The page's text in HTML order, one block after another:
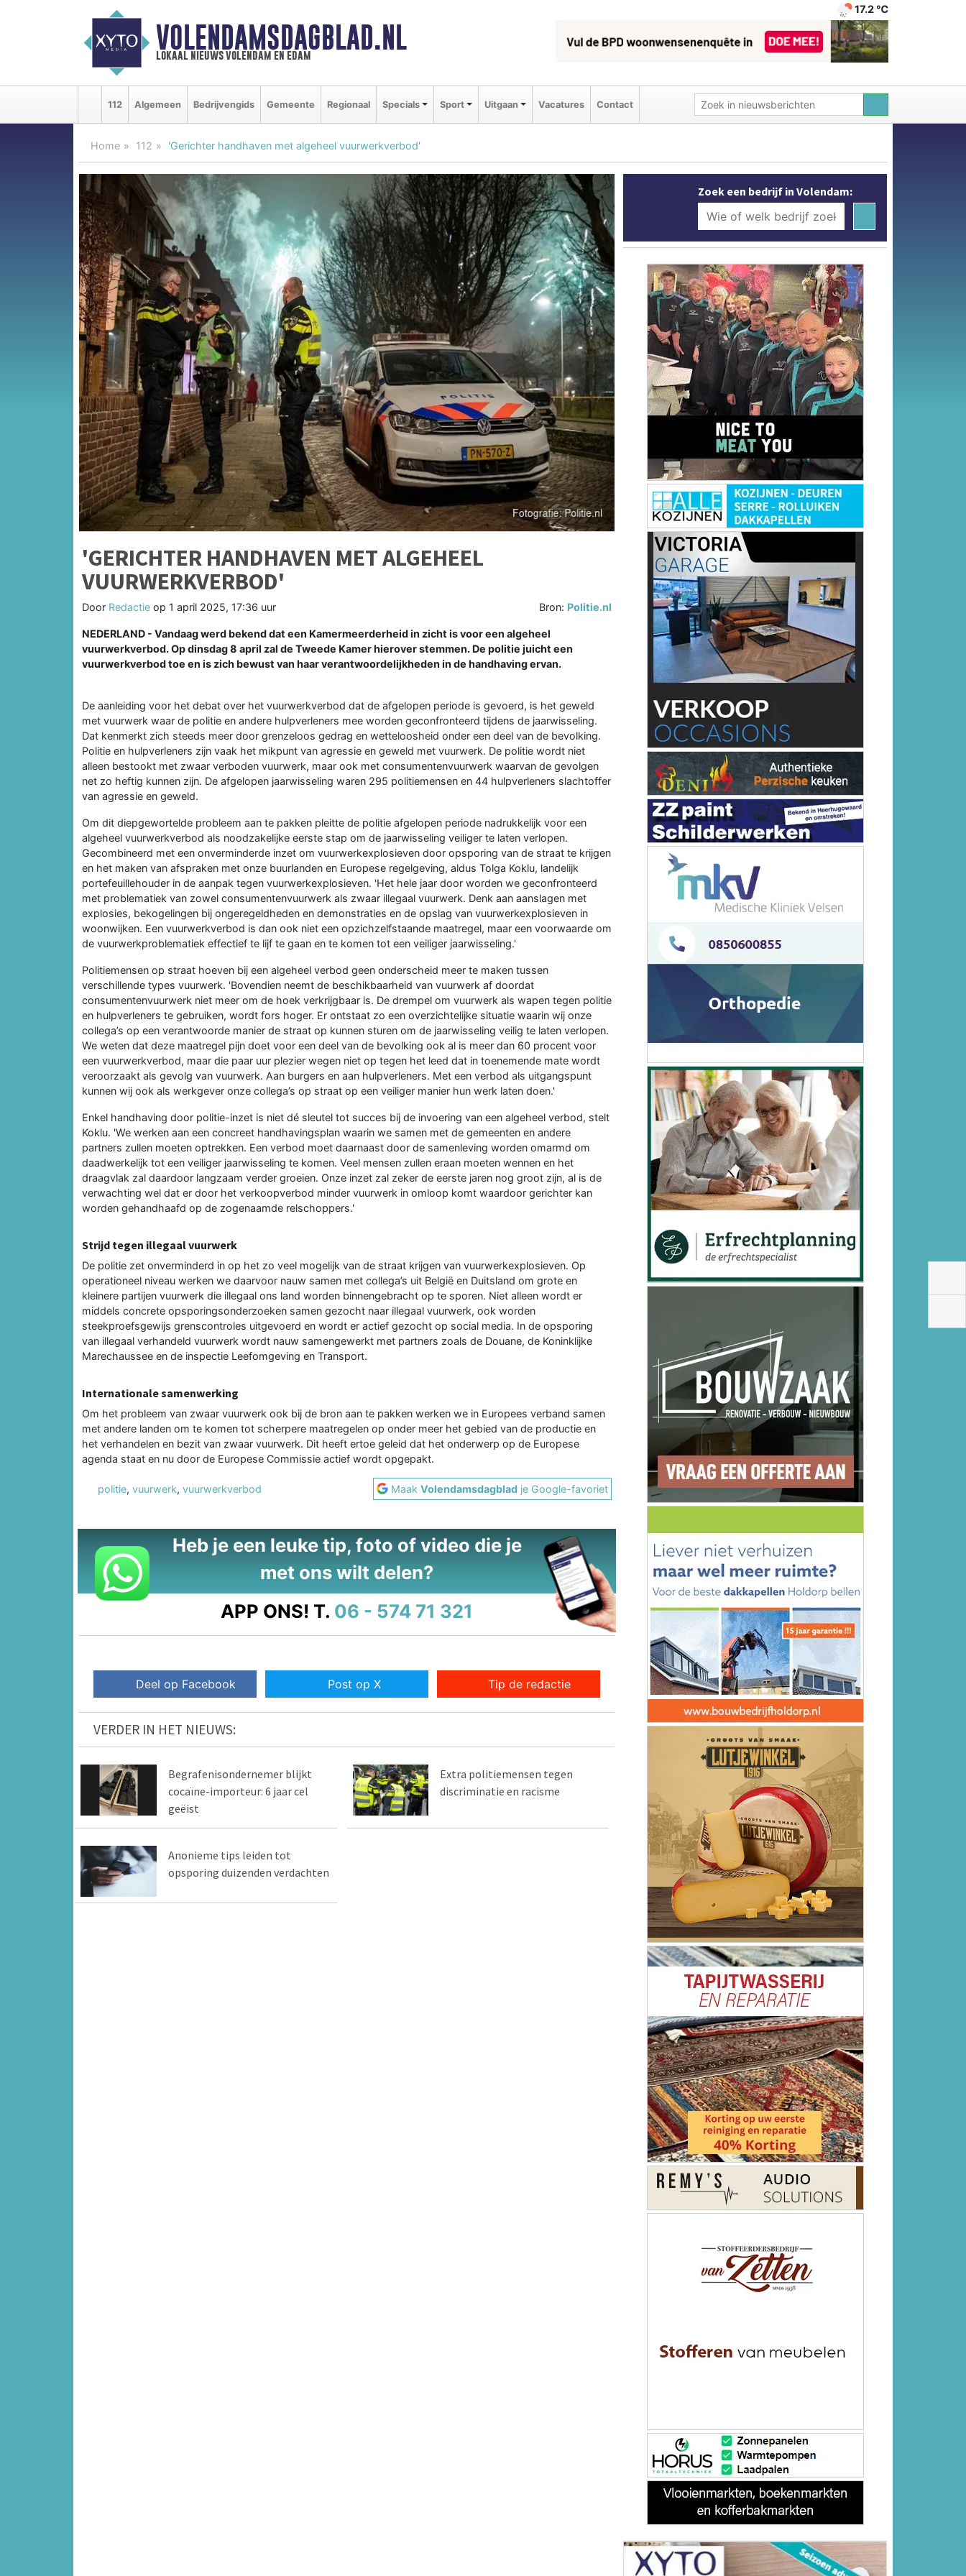
VOLENDAMSDAGBLAD.NL
lokaal nieuws volendam en edam
17.2 ℃
112 Algemeen Bedrijvengids Gemeente Regionaal Specials Sport Uitgaan Vacatures Contact
Home 112 'Gerichter handhaven met algeheel vuurwerkverbod'
'GERICHTER HANDHAVEN MET ALGEHEEL
VUURWERKVERBOD'
Door Redactie op 1 april 2025, 17:36 uur Bron: Politie.nl
NEDERLAND - Vandaag werd bekend dat een Kamermeerderheid in zicht is voor een algeheel
vuurwerkverbod. Op dinsdag 8 april zal de Tweede Kamer hierover stemmen. De politie juicht een
vuurwerkverbod toe en is zich bewust van haar verantwoordelijkheden in de handhaving ervan.
De aanleiding voor het debat over het vuurwerkverbod dat de afgelopen periode is gevoerd, is het geweld
met vuurwerk waar de politie en andere hulpverleners mee worden geconfronteerd tijdens de jaarwisseling.
Dat kenmerkt zich steeds meer door grenzeloos gedrag en wetteloosheid onder een deel van de bevolking.
Politie en hulpverleners zijn vaak het mikpunt van agressie en geweld met vuurwerk. De politie wordt niet
alleen bestookt met zwaar verboden vuurwerk, maar ook met consumentenvuurwerk waarvan de gevolgen
net zo heftig kunnen zijn. De afgelopen jaarwisseling waren 295 politiemensen en 44 hulpverleners slachtoffer
van agressie en geweld.
Om dit diepgewortelde probleem aan te pakken pleitte de politie afgelopen periode nadrukkelijk voor een
algeheel vuurwerkverbod als noodzakelijke eerste stap om de jaarwisseling veiliger te laten verlopen.
Gecombineerd met een onverminderde inzet om vuurwerkexplosieven door opsporing van de straat te krijgen
en het maken van afspraken met onze buurlanden en Europese regelgeving, aldus Tolga Koklu, landelijk
portefeuillehouder in de aanpak tegen vuurwerkexplosieven. 'Het hele jaar door worden we geconfronteerd
met problematiek van zowel consumentenvuurwerk als zwaar illegaal vuurwerk. Denk aan aanslagen met
explosies, bekogelingen bij ongeregeldheden en demonstraties en de opslag van vuurwerkexplosieven in
woonwijken. Een vuurwerkverbod is dan ook niet een opzichzelfstaande maatregel, maar een voorwaarde om
de vuurwerkproblematiek effectief te lijf te gaan en te komen tot een veiliger jaarwisseling.'
Politiemensen op straat hoeven bij een algeheel verbod geen onderscheid meer te maken tussen
verschillende types vuurwerk. 'Bovendien neemt de beschikbaarheid van vuurwerk af doordat
consumentenvuurwerk niet meer om de hoek verkrijgbaar is. De drempel om vuurwerk als wapen tegen politie
en hulpverleners te gebruiken, wordt fors hoger. Er ontstaat zo een overzichtelijke situatie waarin wij onze
collega’s op een verantwoorde manier de straat op kunnen sturen om de jaarwisseling veilig te laten verlopen.
We weten dat deze maatregel pijn doet voor een deel van de bevolking ook al is meer dan 60 procent voor
een vuurwerkverbod, maar die paar uur plezier wegen niet op tegen het leed dat in toenemende mate wordt
veroorzaakt als gevolg van vuurwerk. Aan burgers en aan hulpverleners. Met een verbod als uitgangspunt
kunnen wij ook als werkgever onze collega’s op straat op een veiliger manier hun werk laten doen.'
Enkel handhaving door politie-inzet is niet dé sleutel tot succes bij de invoering van een algeheel verbod, stelt
Koklu. 'We werken aan een concreet handhavingsplan waarin we samen met de gemeenten en andere
partners zullen moeten optrekken. Een verbod moet daarnaast door de samenleving worden omarmd om
daadwerkelijk tot een veiliger jaarwisseling te komen. Veel mensen zullen eraan moeten wennen en het
draagvlak zal daardoor langzaam verder groeien. Onze inzet zal zeker de eerste jaren nog groot zijn, al is de
verwachting wel dat er door het verkoopverbod minder vuurwerk in omloop komt waardoor gerichter kan
worden gehandhaafd op de zogenaamde relschoppers.'
Strijd tegen illegaal vuurwerk
De politie zet onverminderd in op het zo veel mogelijk van de straat krijgen van vuurwerkexplosieven. Op
operationeel niveau werken we daarvoor nauw samen met collega’s uit België en Duitsland om grote en
kleinere partijen vuurwerk die illegaal ons land worden binnengebracht op te sporen. Niet alleen wordt er
middels concrete opsporingsonderzoeken samen gezocht naar illegaal vuurwerk, ook worden
steekproefsgewijs grenscontroles uitgevoerd en wordt er actief gezocht op social media. In de opsporing
van illegaal verhandeld vuurwerk wordt nauw samengewerkt met partners zoals de Douane, de Koninklijke
Marechaussee en de inspectie Leefomgeving en Transport.
Internationale samenwerking
Om het probleem van zwaar vuurwerk ook bij de bron aan te pakken werken we in Europees verband samen
met andere landen om te komen tot scherpere maatregelen op onder meer het gebied van de productie en
het verhandelen en bezit van zwaar vuurwerk. Dit heeft ertoe geleid dat het onderwerp op de Europese
agenda staat en nu door de Europese Commissie actief wordt opgepakt.
politie, vuurwerk, vuurwerkverbod MaakVolendamsdagblad je Google-favoriet
Heb je een leuke tip, foto of video die je
met ons wilt delen?
APP ONS! T. 06 - 574 71 321
Deel op Facebook Post op X Tip de redactie
VERDER IN HET NIEUWS:
Begrafenisondernemer blijkt
cocaïne-importeur: 6 jaar cel
geëist
Extra politiemensen tegen
discriminatie en racisme
Anonieme tips leiden tot
opsporing duizenden verdachten
Zoek een bedrijf in Volendam: